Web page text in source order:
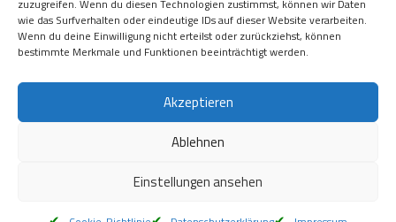
zuzugreifen. Wenn du diesen Technologien zustimmst, können wir Daten
wie das Surfverhalten oder eindeutige IDs auf dieser Website verarbeiten.
Wenn du deine Einwilligung nicht erteilst oder zurückziehst, können
bestimmte Merkmale und Funktionen beeinträchtigt werden.
Akzeptieren
Ablehnen
Einstellungen ansehen
DHL
Klimaneutral